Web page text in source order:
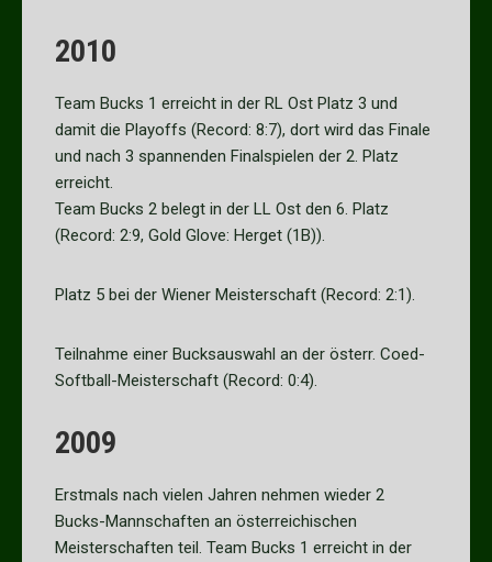
2010
Team Bucks 1 erreicht in der RL Ost Platz 3 und
damit die Playoffs (Record: 8:7), dort wird das Finale
und nach 3 spannenden Finalspielen der 2. Platz
erreicht.
Team Bucks 2 belegt in der LL Ost den 6. Platz
(Record: 2:9, Gold Glove: Herget (1B)).
Platz 5 bei der Wiener Meisterschaft (Record: 2:1).
Teilnahme einer Bucksauswahl an der österr. Coed-
Softball-Meisterschaft (Record: 0:4).
2009
Erstmals nach vielen Jahren nehmen wieder 2
Bucks-Mannschaften an österreichischen
Meisterschaften teil. Team Bucks 1 erreicht in der